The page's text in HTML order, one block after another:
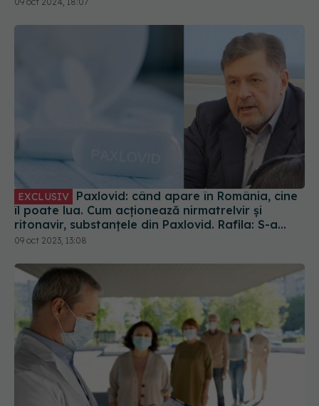
EXCLUSIV
îl poate lua. Cum acționează nirmatrelvir și
ritonavir, substanțele din Paxlovid. Rafila: S-a
semnat contractul. Va fi disponibil la
09 oct 2023, 13:08